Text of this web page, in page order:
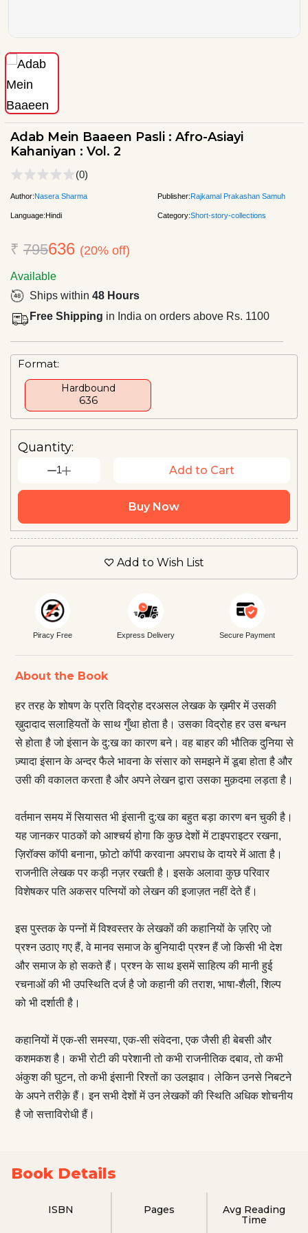
Adab Mein Baaeen Pasli : Afro-Asiayi
Kahaniyan : Vol. 2
(0)
Author:Nasera Sharma Publisher:Rajkamal Prakashan Samuh
Language:Hindi Category:Short-story-collections
₹ 795636 (20% off)
Available
Ships within 48 Hours
Free Shipping in India on orders above Rs. 1100
Format:
Hardbound
₹636
Quantity:
1 Add to Cart
Buy Now
Add to Wish List
Piracy Free Express Delivery Secure Payment
About the Book
हर तरह के शोषण के प्रति विद्रोह दरअसल लेखक के ख़मीर में उसकी
ख़ुदादाद सलाहियतों के साथ गुँथा होता है। उसका विद्रोह हर उस बन्धन
से होता है जो इंसान के दु:ख का कारण बने। वह बाहर की भौतिक दुनिया से
ज़्यादा इंसान के अन्दर फैले भावना के संसार को समझने में डूबा होता है और
उसी की वकालत करता है और अपने लेखन द्वारा उसका मुक़दमा लड़ता है।
वर्तमान समय में सियासत भी इंसानी दु:ख का बहुत बड़ा कारण बन चुकी है।
यह जानकर पाठकों को आश्चर्य होगा कि कुछ देशों में टाइपराइटर रखना,
ज़ि‍रॉक्स कॉपी बनाना, फ़ोटो कॉपी करवाना अपराध के दायरे में आता है।
राजनीति लेखक पर कड़ी नज़र रखती है। इसके अलावा कुछ परिवार
विशेषकर पति अकसर पत्नियों को लेखन की इजाज़त नहीं देते हैं।
इस पुस्तक के पन्नों में विश्वस्तर के लेखकों की कहानियों के ज़रिए जो
प्रश्न उठाए गए हैं, वे मानव समाज के बुनियादी प्रश्न हैं जो किसी भी देश
और समाज के हो सकते हैं। प्रश्न के साथ इसमें साहित्य की मानी हुई
रचनाओं की भी उपस्थिति दर्ज है जो कहानी की तराश, भाषा-शैली, शिल्प
को भी दर्शाती है।
कहानियों में एक-सी समस्या, एक-सी संवेदना, एक जैसी ही बेबसी और
कशमकश है। कभी रोटी की परेशानी तो कभी राजनीतिक दबाव, तो कभी
अंकुश की घुटन, तो कभी इंसानी रिश्तों का उलझाव। लेकिन उनसे निबटने
के अपने तरीक़े हैं। इन सभी देशों में उन लेखकों की स्थिति अधिक शोचनीय
है जो सत्ताविरोधी हैं।
Book Details
ISBN Pages
Avg Reading
Time